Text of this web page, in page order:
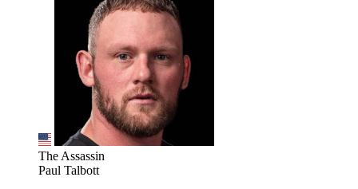
The Assassin
Paul Talbott